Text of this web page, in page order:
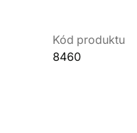
Kód produktu
8460